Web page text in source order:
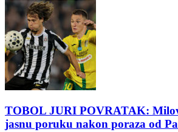
TOBOL JURI POVRATAK:
jasnu poruku nakon poraza od